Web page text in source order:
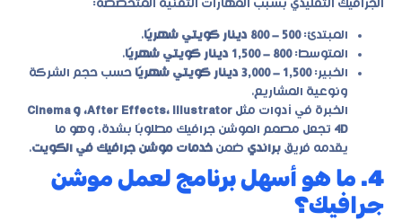
الجرافيك التقليدي بسبب المهارات التقنية المتخصصة:
المبتدئ:500 – 800 دينار كويتي شهريًا
.
المتوسط:800 – 1,500 دينار كويتي شهريًا
.
الخبير:1,500 – 3,000 دينار كويتي شهريًا
حسب حجم الشركة
ونوعية المشاريع.
الخبرة في أدوات مثل
After Effects، Illustrator، و Cinema
4D تجعل مصمم الموشن جرافيك مطلوبًا بشدة، وهو ما
يقدمه فريق براندي ضمن خدمات موشن جرافيك في الكويت.
4. ما هو أسهل برنامج لعمل موشن
جرافيك؟